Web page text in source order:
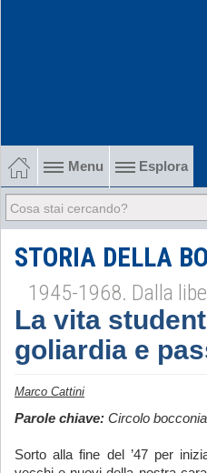
Menu Esplora
1902-1915 Gli esordi
1915-1945 Tra le due guerre
1945-1968 Dalla liberazione al
1968-2022 Dalla contestazione
STORIA DELLA
1945-1968. Dalla
La vita
goliardia e
Marco Cattini
Parole chiave: Circolo
Sorto alla fine del ’47 per